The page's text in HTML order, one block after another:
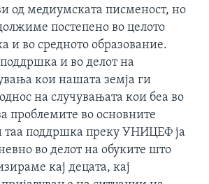
од медиумската писменост, но
постепено во целото
и во средното образование.
и во делот на
кои нашата земја ги
на случувањата кои беа во
проблемите во основните
таа поддршка преку УНИЦЕФ ја
во делот на обуките што
кај децата, кај